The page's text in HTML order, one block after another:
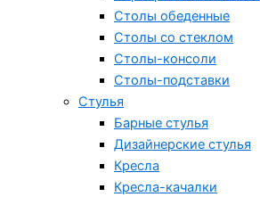
Столы обеденные
Столы со стеклом
Столы-консоли
Столы-подставки
Стулья
Барные стулья
Дизайнерские стулья
Кресла
Кресла-качалки